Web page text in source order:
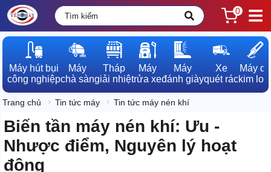
0
Máy hút bụi
công nghiệp
Máy
chà sàn
Tháp
giải nhiệt
Máy
rửa xe
Máy
đánh giày
Xe
quét rác
Máy dò
kim loại
Trang chủ Tin tức máy Tin tức máy nén khí
Biến tần máy nén khí: Ưu -
Nhược điểm, Nguyên lý hoạt
động